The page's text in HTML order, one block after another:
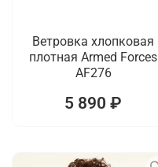
Ветровка хлопковая
плотная Armed Forces
AF276
5 890 ₽